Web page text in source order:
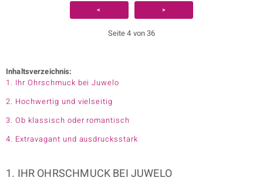
< >
Seite 4 von 36
Inhaltsverzeichnis:
1. Ihr Ohrschmuck bei Juwelo
2. Hochwertig und vielseitig
3. Ob klassisch oder romantisch
4. Extravagant und ausdrucksstark
1. IHR OHRSCHMUCK BEI JUWELO